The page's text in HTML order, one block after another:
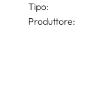
Tipo:
Produttore: